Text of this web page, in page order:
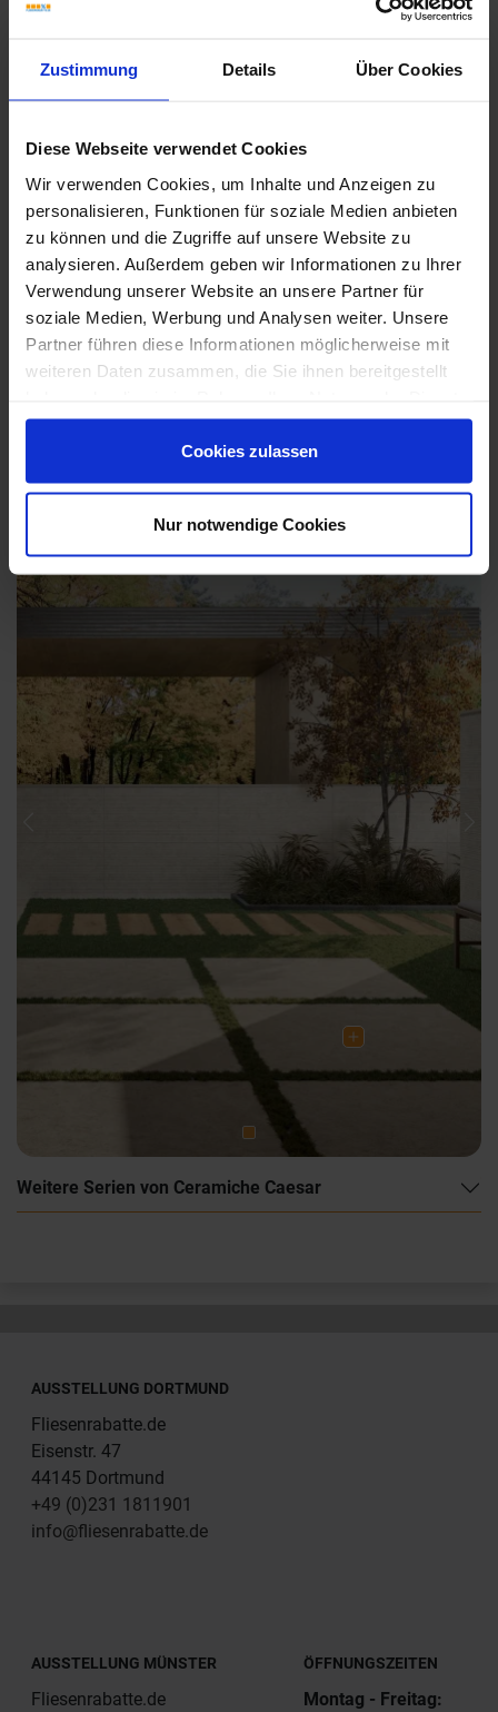
Zustimmung Details Über Cookies
Diese Webseite verwendet Cookies
Wir verwenden Cookies, um Inhalte und Anzeigen zu
personalisieren, Funktionen für soziale Medien anbieten
zu können und die Zugriffe auf unsere Website zu
analysieren. Außerdem geben wir Informationen zu Ihrer
Verwendung unserer Website an unsere Partner für
soziale Medien, Werbung und Analysen weiter. Unsere
Partner führen diese Informationen möglicherweise mit
weiteren Daten zusammen, die Sie ihnen bereitgestellt
gesammelt haben.
Cookies zulassen
Nur notwendige Cookies
Wünschen Sie eine Beratung?
Unsere Experten sind für Sie da:
Mo. - Fr. 09.00 - 18.00 Uhr
+49 (0) 231 - 18 11 901
Weitere Serien von Ceramiche Caesar
AUSSTELLUNG DORTMUND
Fliesenrabatte.de
Eisenstr. 47
44145 Dortmund
+49 (0)231 1811901
info@fliesenrabatte.de
AUSSTELLUNG MÜNSTER
Fliesenrabatte.de
ÖFFNUNGSZEITEN
Montag - Freitag: